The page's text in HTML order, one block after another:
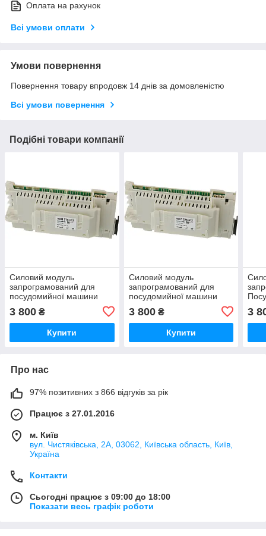
Оплата на рахунок
Всі умови оплати
Умови повернення
Повернення товару впродовж 14 днів за домовленістю
Всі умови повернення
Подібні товари компанії
Силовий модуль
запрограмований для
посудомийної машини
3 800 ₴
Купити
Силовий модуль
запрограмований для
посудомийної машини
3 800₴
Купити
3
Про нас
97% позитивних з 866 відгуків за рік
Працює з 27.01.2016
м. Київ
вул. Чистяківська, 2А, 03062, Київська область, Київ,
Україна
Контакти
Сьогодні працює з 09:00 до 18:00
Показати весь графік роботи